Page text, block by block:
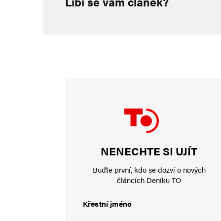
Uložit do prohlížeče jméno, e-mail a webovou stránku pro
NENECHTE SI UJÍT
Buďte první, kdo se dozví o nových
článcích Deníku TO